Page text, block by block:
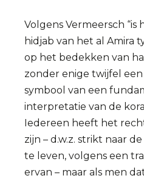
Volgens Vermeersch “is
hidjab van het al Amira
op het bedekken van
zonder enige twijfel
symbool van een
interpretatie van de
Iedereen heeft het
zijn – d.w.z. strikt naar
te leven, volgens een
ervan – maar als men